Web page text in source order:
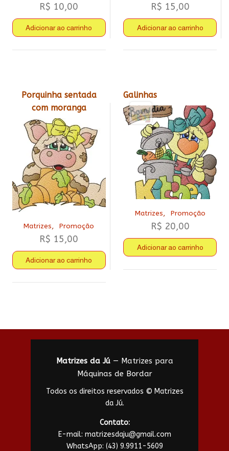
R$ 10,00
Adicionar ao carrinho
R$ 15,00
Adicionar ao carrinho
Porquinha sentada
com moranga
Matrizes, Promoção
R$ 15,00
Adicionar ao carrinho
Galinhas
Matrizes, Promoção
R$ 20,00
Adicionar ao carrinho
Matrizes da Jú— Matrizes para
Máquinas de Bordar
Todos os direitos reservados © Matrizes
da Jú.
Contato:
E-mail: matrizesdaju@gmail.com
WhatsApp: (43) 9.9911-5609